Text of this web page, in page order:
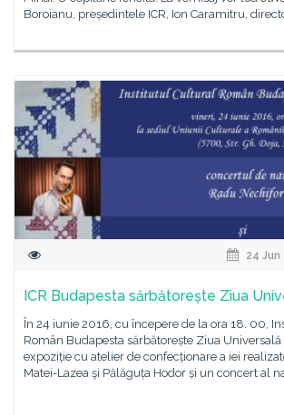
Boroianu, președintele ICR, Ion Caramitru,
24
ICR Budapesta sărbătorește Ziua
În 24 iunie 2016, cu începere de la ora 18. 00,
Român Budapesta sărbătorește Ziua
expoziție cu atelier de confecționare a iei
Matei-Lazea şi Pălăguța Hodor și un concert al